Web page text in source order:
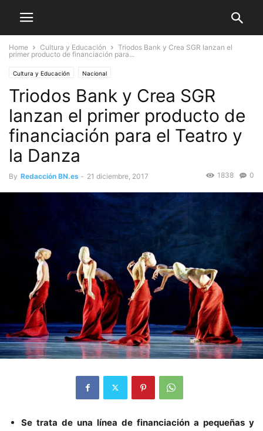
Home Cultura y Educación
Triodos Bank y Crea SGR lanzan el
primer producto de financiación para...
Cultura y Educación Nacional
Triodos Bank y Crea SGR
lanzan el primer producto de
financiación para el Teatro y
la Danza
By Redacción BN.es - 21 diciembre, 2017 0
1838
Se trata de una línea de financiación a pequeñas y